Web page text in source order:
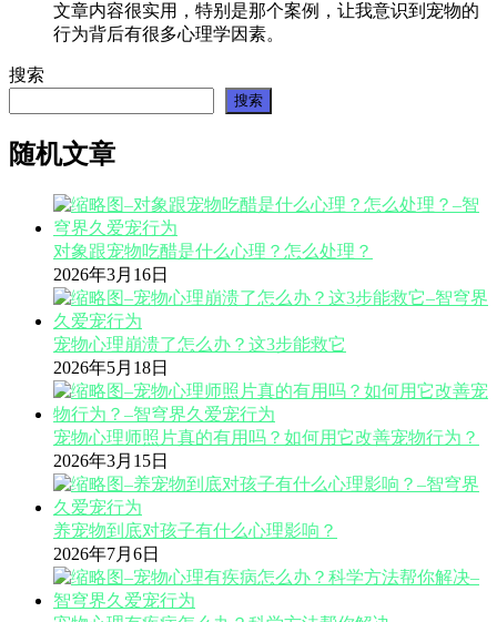
文章内容很实用，特别是那个案例，让我意识到宠物的
行为背后有很多心理学因素。
搜索
搜索
随机文章
对象跟宠物吃醋是什么心理？怎么处理？
2026年3月16日
宠物心理崩溃了怎么办？这3步能救它
2026年5月18日
宠物心理师照片真的有用吗？如何用它改善宠物行为？
2026年3月15日
养宠物到底对孩子有什么心理影响？
2026年7月6日